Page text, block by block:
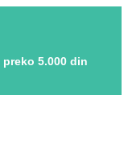
5.000 din